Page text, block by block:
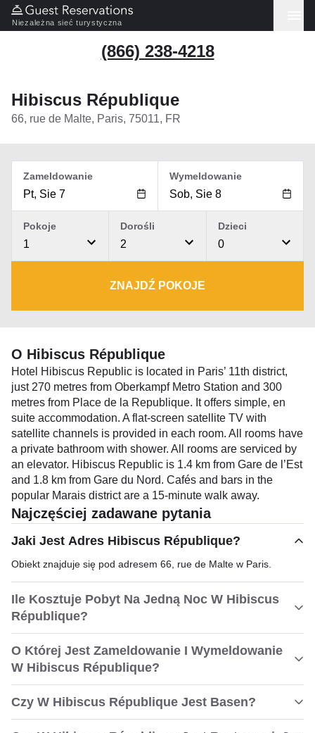
Niezależna sieć turystyczna
(866) 238-4218
Hibiscus République
66, rue de Malte, Paris, 75011, FR
Zameldowanie Wymeldowanie
1
Pokoje
2
Dorośli
0
Dzieci
ZNAJDŹ POKOJE
O Hibiscus République
Hotel Hibiscus Republic is located in Paris’ 11th district,
just 270 metres from Oberkampf Metro Station and 300
metres from Place de la Republique. It offers simple, en
suite accommodation. A flat-screen satellite TV with
satellite channels is provided in each room. All rooms have
a private bathroom with shower. All rooms are serviced by
an elevator. Hibiscus Republic is 1.4 km from Gare de l’Est
and 1.8 km from Gare du Nord. Cafés and bars in the
popular Marais district are a 15-minute walk away.
Najczęściej zadawane pytania
Jaki Jest Adres Hibiscus République?
Obiekt znajduje się pod adresem 66, rue de Malte w Paris.
Ile Kosztuje Pobyt Na Jedną Noc W Hibiscus
République?
O Której Jest Zameldowanie I Wymeldowanie
W Hibiscus République?
Czy W Hibiscus République Jest Basen?